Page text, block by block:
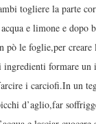
togliere la parte
e limone e dopo
pò le foglie,per creare
formare un
i carciofi.In un
d’aglio,far